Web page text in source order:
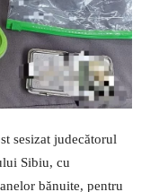
sesizat judecătorul
Sibiu, cu
bănuite, pentru